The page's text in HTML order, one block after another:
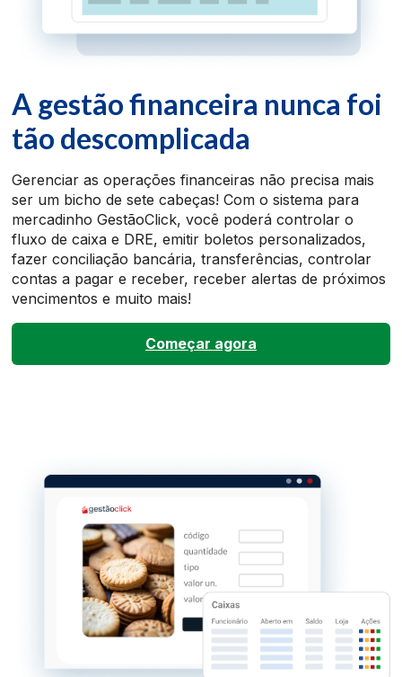
A gestão financeira nunca foi
tão descomplicada
Gerenciar as operações financeiras não precisa mais
ser um bicho de sete cabeças! Com o sistema para
mercadinho GestãoClick, você poderá controlar o
fluxo de caixa e DRE, emitir boletos personalizados,
fazer conciliação bancária, transferências, controlar
contas a pagar e receber, receber alertas de próximos
vencimentos e muito mais!
Começar agora